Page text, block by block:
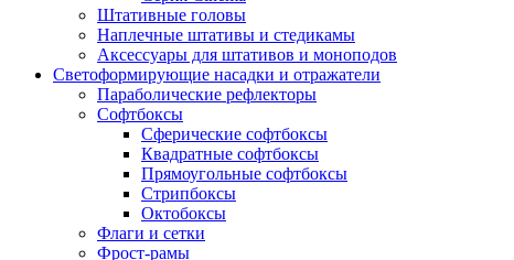
Штативные головы
Наплечные штативы и стедикамы
Аксессуары для штативов и моноподов
Светоформирующие насадки и отражатели
Параболические рефлекторы
Софтбоксы
Сферические софтбоксы
Квадратные софтбоксы
Прямоугольные софтбоксы
Стрипбоксы
Октобоксы
Флаги и сетки
Фрост-рамы